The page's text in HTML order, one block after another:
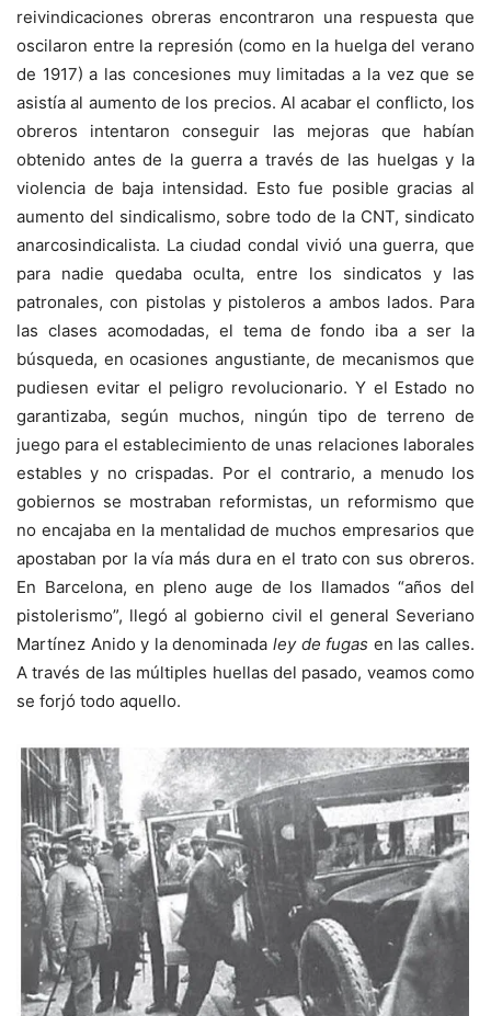
reivindicaciones obreras encontraron una respuesta que
oscilaron entre la represión (como en la huelga del verano
de 1917) a las concesiones muy limitadas a la vez que se
asistía al aumento de los precios. Al acabar el conflicto, los
obreros intentaron conseguir las mejoras que habían
obtenido antes de la guerra a través de las huelgas y la
violencia de baja intensidad. Esto fue posible gracias al
aumento del sindicalismo, sobre todo de la CNT, sindicato
anarcosindicalista. La ciudad condal vivió una guerra, que
para nadie quedaba oculta, entre los sindicatos y las
patronales, con pistolas y pistoleros a ambos lados. Para
las clases acomodadas, el tema de fondo iba a ser la
búsqueda, en ocasiones angustiante, de mecanismos que
pudiesen evitar el peligro revolucionario. Y el Estado no
garantizaba, según muchos, ningún tipo de terreno de
juego para el establecimiento de unas relaciones laborales
estables y no crispadas. Por el contrario, a menudo los
gobiernos se mostraban reformistas, un reformismo que
no encajaba en la mentalidad de muchos empresarios que
apostaban por la vía más dura en el trato con sus obreros.
En Barcelona, en pleno auge de los llamados “años del
pistolerismo”, llegó al gobierno civil el general Severiano
Martínez Anido y la denominada ley de fugas en las calles.
A través de las múltiples huellas del pasado, veamos como
se forjó todo aquello.